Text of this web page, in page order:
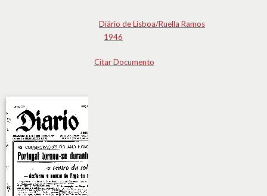
Diário de Lisboa/Ruella Ramos
1946
Citar Documento